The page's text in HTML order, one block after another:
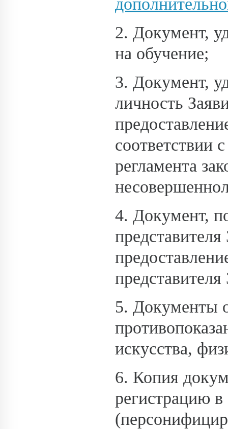
2. Документ,
на обучение;
3. Документ,
личность
соответствии
регламента
4. Документ,
5. Документы
искусства,
6. Копия
регистрацию в